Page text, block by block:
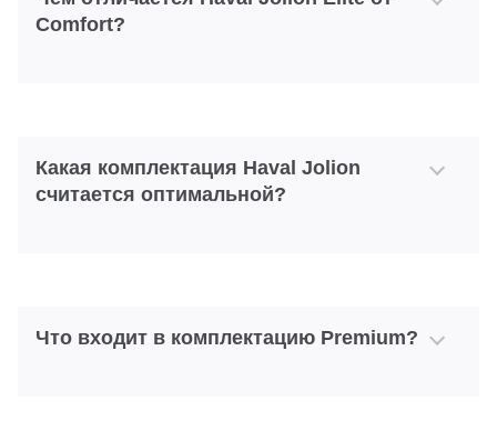
Comfort?
Какая комплектация Haval Jolion
считается оптимальной?
Что входит в комплектацию Premium?